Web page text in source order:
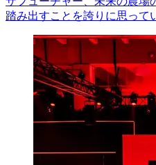
踏み出すことを誇りに思って